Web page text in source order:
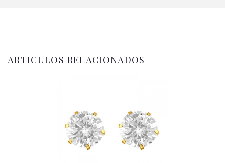
ARTICULOS RELACIONADOS